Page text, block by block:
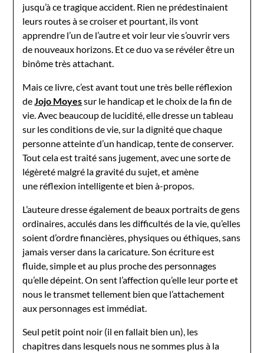
jusqu’à ce tragique accident. Rien ne prédestinaient
leurs routes à se croiser et pourtant, ils vont
apprendre l’un de l’autre et voir leur vie s’ouvrir vers
de nouveaux horizons. Et ce duo va se révéler être un
binôme très attachant.
Mais ce livre, c’est avant tout une très belle réflexion
deJojo Moyessur le handicap et le choix de la fin de
vie. Avec beaucoup de lucidité, elle dresse un tableau
sur les conditions de vie, sur la dignité que chaque
personne atteinte d’un handicap, tente de conserver.
Tout cela est traité sans jugement, avec une sorte de
légèreté malgré la gravité du sujet, et amène
une réflexion intelligente et bien à-propos.
L’auteure dresse également de beaux portraits de gens
ordinaires, acculés dans les difficultés de la vie, qu’elles
soient d’ordre financières, physiques ou éthiques, sans
jamais verser dans la caricature. Son écriture est
fluide, simple et au plus proche des personnages
qu’elle dépeint. On sent l’affection qu’elle leur porte et
nous le transmet tellement bien que l’attachement
aux personnages est immédiat.
Seul petit point noir (il en fallait bien un), les
chapitres dans lesquels nous ne sommes plus à la